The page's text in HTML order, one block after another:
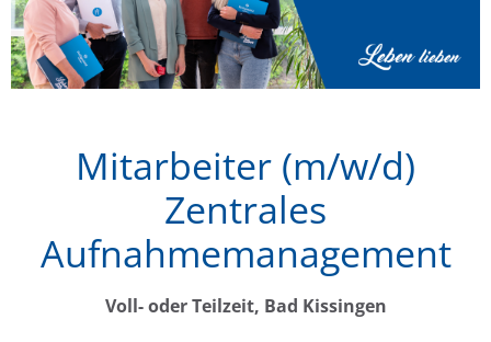
Mitarbeiter (m/w/d)
Zentrales
Aufnahmemanagement
Voll- oder Teilzeit, Bad Kissingen